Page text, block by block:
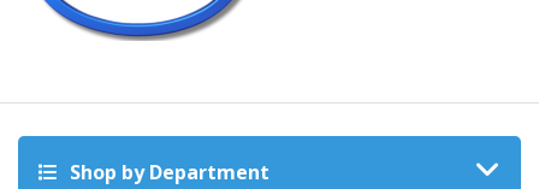
Shop by Department